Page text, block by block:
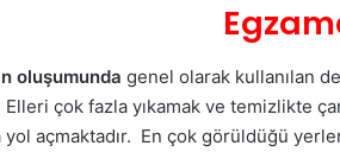
oluşumunda genel olarak kullanılan
Elleri çok fazla yıkamak ve temizlikte
yol açmaktadır. En çok görüldüğü